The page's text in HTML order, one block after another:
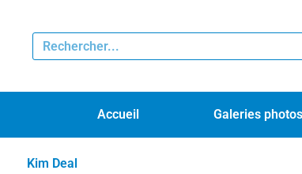
Accueil Galeries photos
Kim Deal